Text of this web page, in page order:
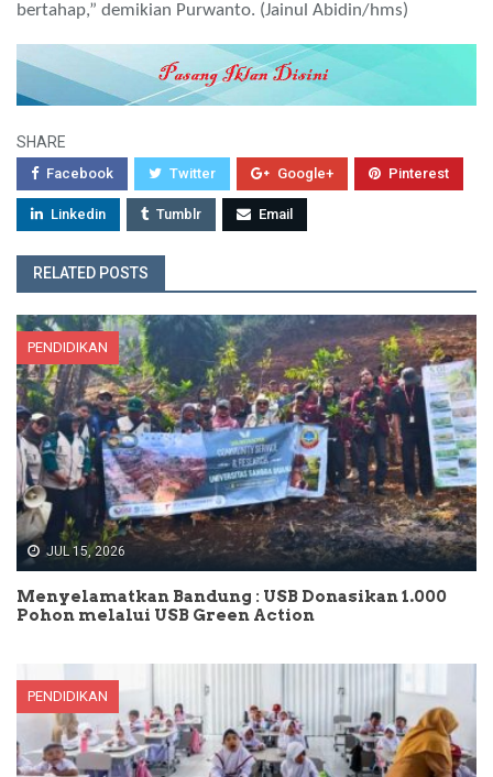
bertahap,” demikian Purwanto. (Jainul Abidin/hms)
SHARE
Facebook Twitter Google+ Pinterest
Linkedin Tumblr Email
RELATED POSTS
PENDIDIKAN
JUL 15, 2026
Menyelamatkan Bandung : USB Donasikan 1.000
Pohon melalui USB Green Action
PENDIDIKAN